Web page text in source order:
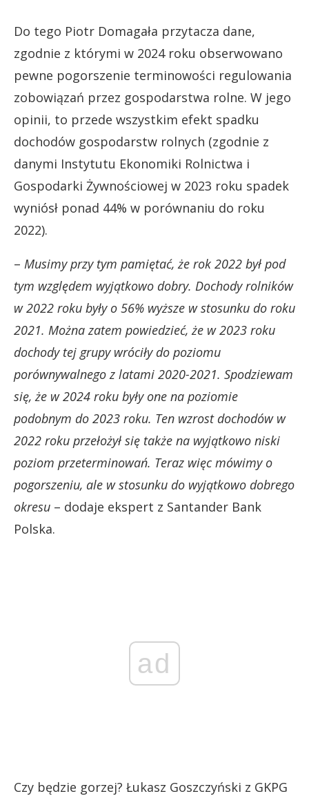
Do tego Piotr Domagała przytacza dane,
zgodnie z którymi w 2024 roku obserwowano
pewne pogorszenie terminowości regulowania
zobowiązań przez gospodarstwa rolne. W jego
opinii, to przede wszystkim efekt spadku
dochodów gospodarstw rolnych (zgodnie z
danymi Instytutu Ekonomiki Rolnictwa i
Gospodarki Żywnościowej w 2023 roku spadek
wyniósł ponad 44% w porównaniu do roku
2022).
– Musimy przy tym pamiętać, że rok 2022 był pod
tym względem wyjątkowo dobry. Dochody rolników
w 2022 roku były o 56% wyższe w stosunku do roku
2021. Można zatem powiedzieć, że w 2023 roku
dochody tej grupy wróciły do poziomu
porównywalnego z latami 2020-2021. Spodziewam
się, że w 2024 roku były one na poziomie
podobnym do 2023 roku. Ten wzrost dochodów w
2022 roku przełożył się także na wyjątkowo niski
poziom przeterminowań. Teraz więc mówimy o
pogorszeniu, ale w stosunku do wyjątkowo dobrego
okresu – dodaje ekspert z Santander Bank
Polska.
ad
Czy będzie gorzej? Łukasz Goszczyński z GKPG